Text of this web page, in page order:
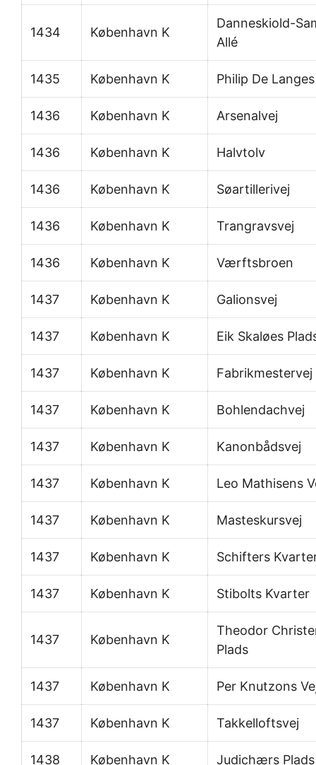
1434 København K
Danneskiold-
Allé
1435 København K Philip De
1436 København K Arsenalvej
1436 København K Halvtolv
1436 København K Søartillerivej
1436 København K Trangravsvej
1436 København K Værftsbroen
1437 København K Galionsvej
1437 København K Eik Skaløes
1437 København K Fabrikmestervej
1437 København K Bohlendachvej
1437 København K Kanonbådsvej
1437 København K Leo Mathisens
1437 København K Masteskursvej
1437 København K Schifters
1437 København K Stibolts Kvarter
1437 København K
Theodor
Plads
1437 København K Per Knutzons
1437 København K Takkelloftsvej
1438 København K Judichærs Plads